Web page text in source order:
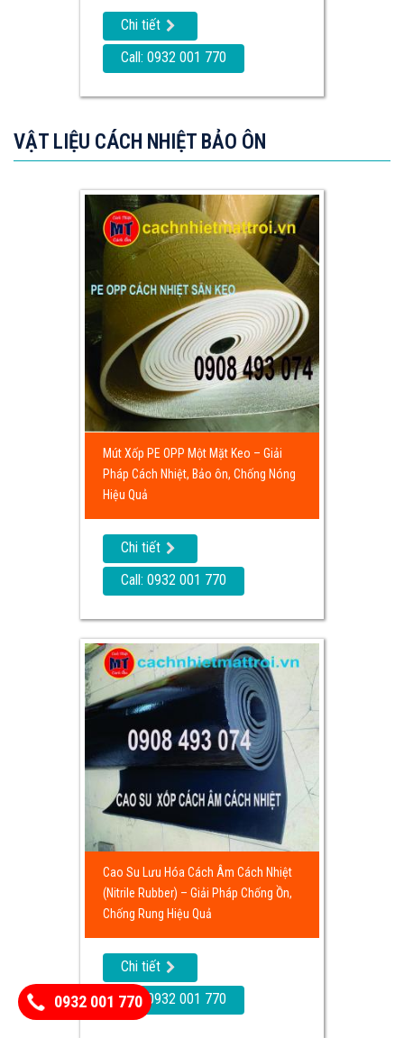
Chi tiết
Call: 0932 001 770
VẬT LIỆU CÁCH NHIỆT BẢO ÔN
Mút Xốp PE OPP Một Mặt Keo – Giải
Pháp Cách Nhiệt, Bảo ôn, Chống Nóng
Hiệu Quả
Chi tiết
Call: 0932 001 770
Cao Su Lưu Hóa Cách Âm Cách Nhiệt
(Nitrile Rubber) – Giải Pháp Chống Ồn,
Chống Rung Hiệu Quả
Chi tiết
Call: 0932 001 770
0932 001 770